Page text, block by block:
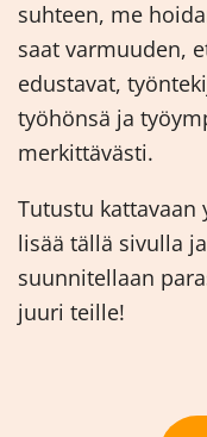
suhteen, me
saat varmuuden,
edustavat,
työhönsä ja
merkittävästi.
Tutustu
lisää tällä sivulla
suunnitellaan
juuri teille!